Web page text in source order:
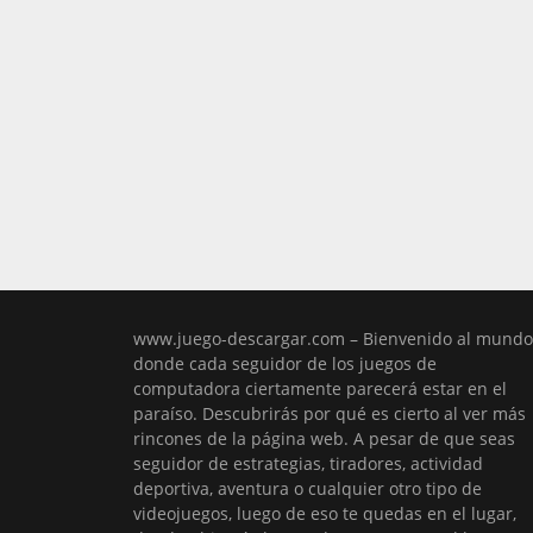
www.juego-descargar.com – Bienvenido al
donde cada seguidor de los juegos de
computadora ciertamente parecerá estar en el
paraíso. Descubrirás por qué es cierto al ver más
rincones de la página web. A pesar de que seas
seguidor de estrategias, tiradores, actividad
deportiva, aventura o cualquier otro tipo de
videojuegos, luego de eso te quedas en el lugar,